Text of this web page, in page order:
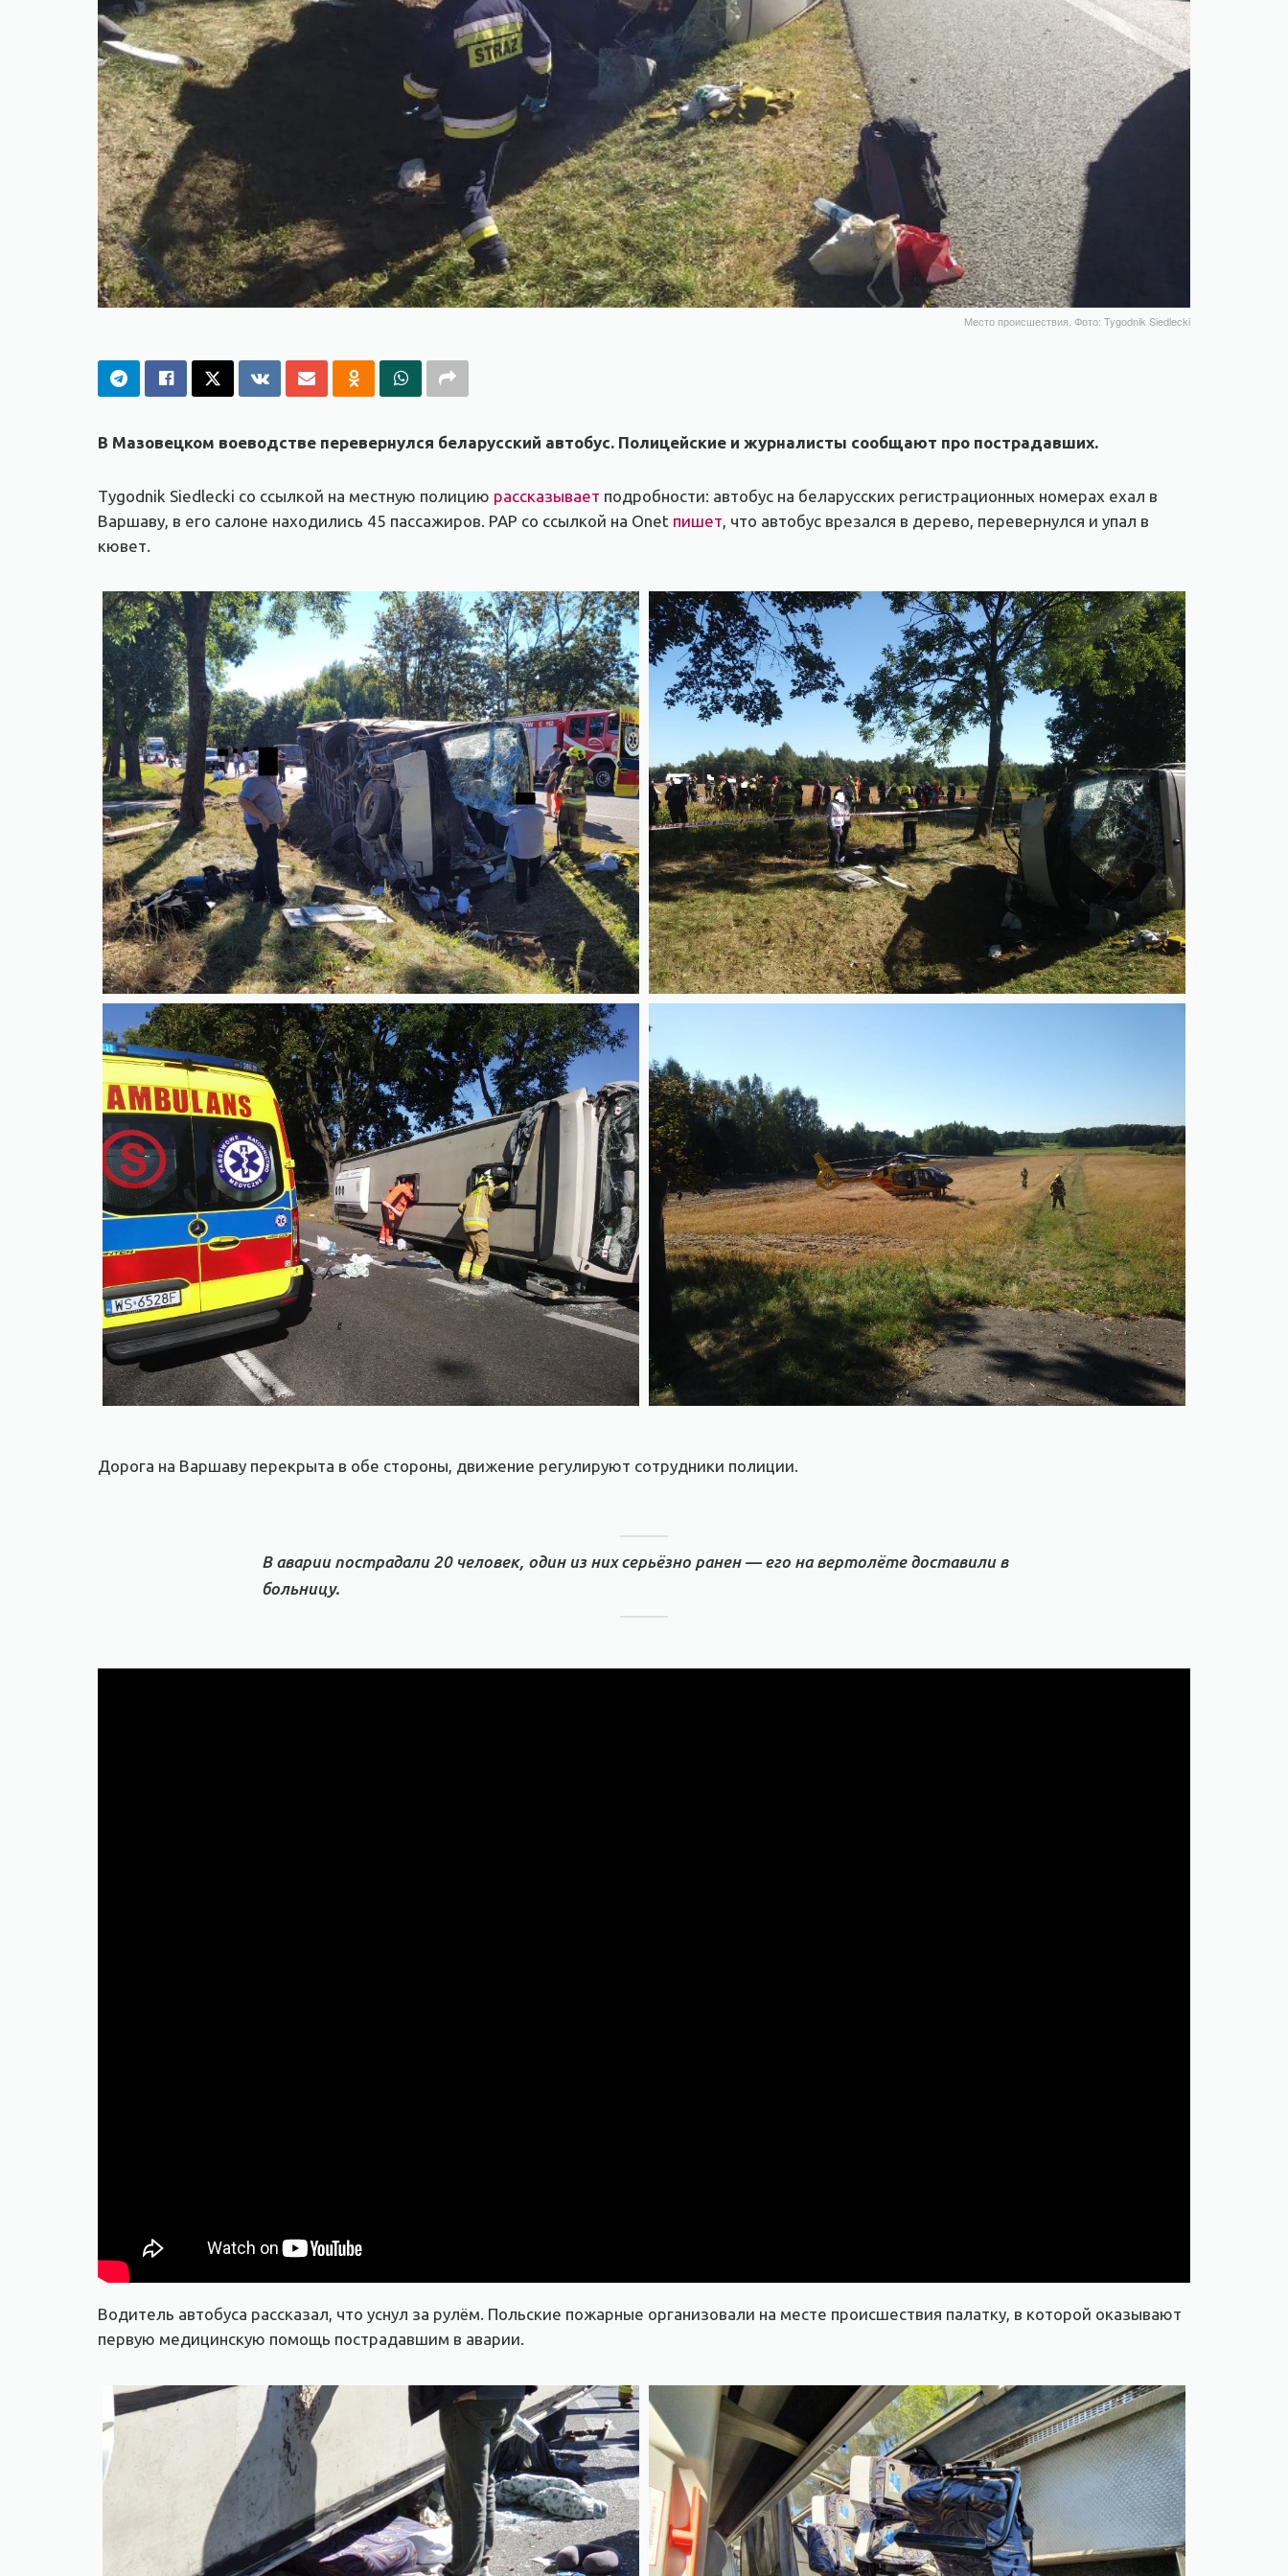
Место происшествия. Фото: Tygodnik Siedlecki
В Мазовецком воеводстве перевернулся беларусский автобус. Полицейские и журналисты сообщают про пострадавших.
Tygodnik Siedlecki со ссылкой на местную полицию рассказывает подробности: автобус на беларусских регистрационных номерах ехал в
Варшаву, в его салоне находились 45 пассажиров. PAP со ссылкой на Onet пишет , что автобус врезался в дерево, перевернулся и упал в
кювет.
Дорога на Варшаву перекрыта в обе стороны, движение регулируют сотрудники полиции.
В аварии пострадали 20 человек, один из них серьёзно ранен — его на вертолёте доставили в
больницу.
Водитель автобуса рассказал, что уснул за рулём. Польские пожарные организовали на месте происшествия палатку, в которой оказывают
первую медицинскую помощь пострадавшим в аварии.